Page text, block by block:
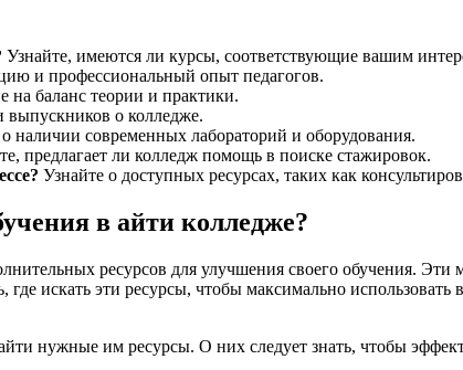
Узнайте, имеются ли курсы, соответствующие вашим
и профессиональный опыт педагогов.
на баланс теории и практики.
о колледже.
наличии современных лабораторий и оборудования.
предлагает ли колледж помощь в поиске стажировок.
Узнайте о доступных ресурсах, таких как
в айти колледже?
ресурсов для улучшения своего обучения.
искать эти ресурсы, чтобы максимально
нужные им ресурсы. О них следует знать, чтобы